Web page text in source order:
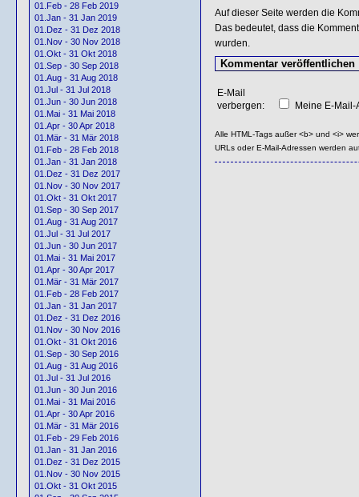
01.Feb - 28 Feb 2019
01.Jan - 31 Jan 2019
01.Dez - 31 Dez 2018
01.Nov - 30 Nov 2018
01.Okt - 31 Okt 2018
01.Sep - 30 Sep 2018
01.Aug - 31 Aug 2018
01.Jul - 31 Jul 2018
01.Jun - 30 Jun 2018
01.Mai - 31 Mai 2018
01.Apr - 30 Apr 2018
01.Mär - 31 Mär 2018
01.Feb - 28 Feb 2018
01.Jan - 31 Jan 2018
01.Dez - 31 Dez 2017
01.Nov - 30 Nov 2017
01.Okt - 31 Okt 2017
01.Sep - 30 Sep 2017
01.Aug - 31 Aug 2017
01.Jul - 31 Jul 2017
01.Jun - 30 Jun 2017
01.Mai - 31 Mai 2017
01.Apr - 30 Apr 2017
01.Mär - 31 Mär 2017
01.Feb - 28 Feb 2017
01.Jan - 31 Jan 2017
01.Dez - 31 Dez 2016
01.Nov - 30 Nov 2016
01.Okt - 31 Okt 2016
01.Sep - 30 Sep 2016
01.Aug - 31 Aug 2016
01.Jul - 31 Jul 2016
01.Jun - 30 Jun 2016
01.Mai - 31 Mai 2016
01.Apr - 30 Apr 2016
01.Mär - 31 Mär 2016
01.Feb - 29 Feb 2016
01.Jan - 31 Jan 2016
01.Dez - 31 Dez 2015
01.Nov - 30 Nov 2015
01.Okt - 31 Okt 2015
Auf dieser Seite werden die
Das bedeutet, dass die
wurden.
E-Mail
verbergen:
Meine E-
Alle HTML-Tags außer <b> und <i>
URLs oder E-Mail-Adressen werden